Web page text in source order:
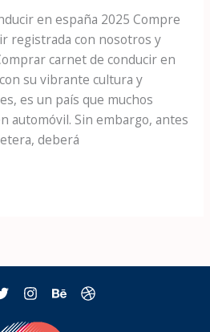
en españa 2025 Compre
registrada con nosotros y
carnet de conducir en
su vibrante cultura y
es un país que muchos
automóvil. Sin embargo, antes
deberá